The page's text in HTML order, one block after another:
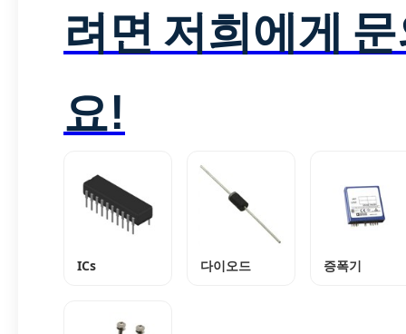
려면 저희에게
요!
ICs 다이오드 증폭기